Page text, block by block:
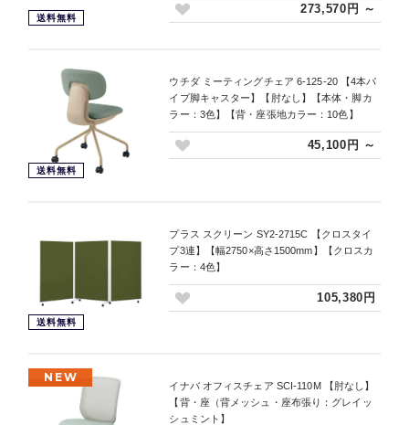
送料無料
273,570円 ～
送料無料
ウチダ ミーティングチェア 6-125-20 【4本パ
イプ脚キャスター】【肘なし】【本体・脚カ
ラー：3色】【背・座張地カラー：10色】
45,100円 ～
送料無料
プラス スクリーン SY2-2715C 【クロスタイ
プ3連】【幅2750×高さ1500mm】【クロスカ
ラー：4色】
105,380円
NEW
イナバ オフィスチェア SCI-110M 【肘なし】
【背・座（背メッシュ・座布張り：グレイッ
シュミント】